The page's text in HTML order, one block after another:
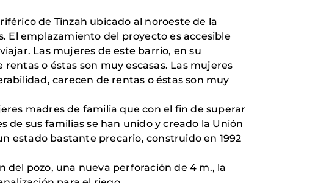
de Tinzah ubicado al noroeste de la
emplazamiento del proyecto es accesible
Las mujeres de este barrio, en su
o éstas son muy escasas. Las mujeres
carecen de rentas o éstas son muy
madres de familia que con el fin de superar
de sus familias se han unido y creado la Unión
estado bastante precario, construido en 1992
pozo, una nueva perforación de 4 m., la